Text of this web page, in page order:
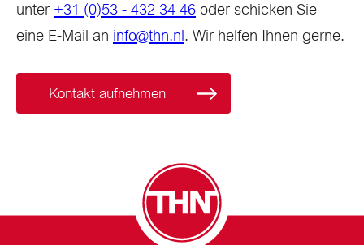
unter +31 (0)53 - 432 34 46 oder schicken Sie
eine E-Mail an info@thn.nl. Wir helfen Ihnen gerne.
Kontakt aufnehmen